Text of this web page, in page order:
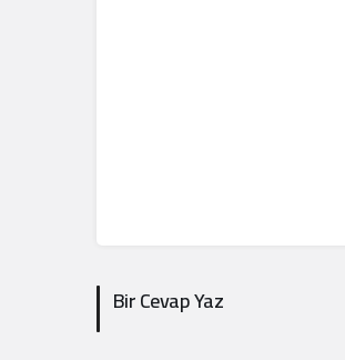
Bir Cevap Yaz